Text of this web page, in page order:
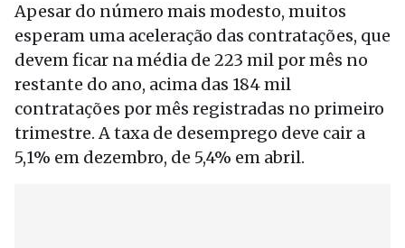
Apesar do número mais modesto, muitos
esperam uma aceleração das contratações, que
devem ficar na média de 223 mil por mês no
restante do ano, acima das 184 mil
contratações por mês registradas no primeiro
trimestre. A taxa de desemprego deve cair a
5,1% em dezembro, de 5,4% em abril.